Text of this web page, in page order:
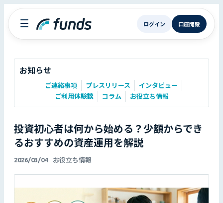
ログイン 口座開設
お知らせ
ご連絡事項 プレスリリース
インタビュー
ご利用体験談
コラム お役立ち情報
投資初心者は何から始める？少額からでき
るおすすめの資産運用を解説
2026/03/04 お役立ち情報